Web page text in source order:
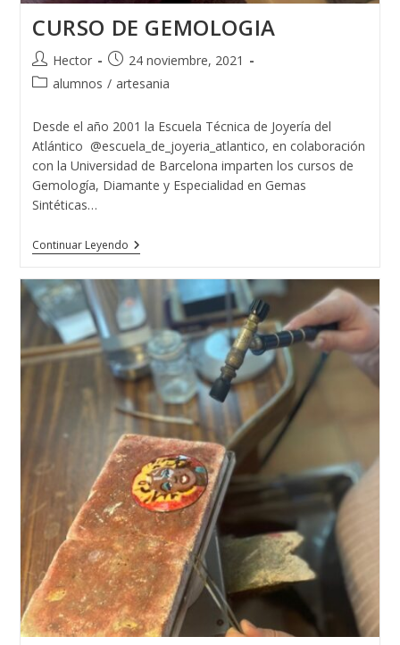
CURSO DE GEMOLOGIA
Autor
de
Hector
Publicación
de
24 noviembre, 2021
Categoría
la
entrada:
alumnos / artesania
Desde el año 2001 la Escuela Técnica de Joyería del
Atlántico @escuela_de_joyeria_atlantico, en colaboración
con la Universidad de Barcelona imparten los cursos de
Gemología, Diamante y Especialidad en Gemas
Sintéticas…
Continuar LeyendoCURSO
DE